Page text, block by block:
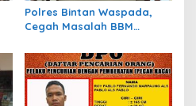
Polres Bintan Waspada,
Cegah Masalah BBM